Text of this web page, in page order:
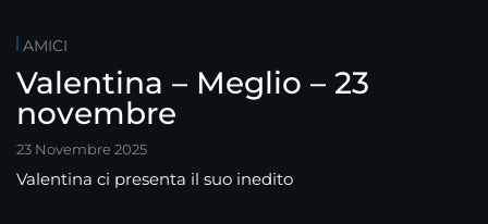
AMICI
Valentina – Meglio – 23
novembre
23 Novembre 2025
Valentina ci presenta il suo inedito